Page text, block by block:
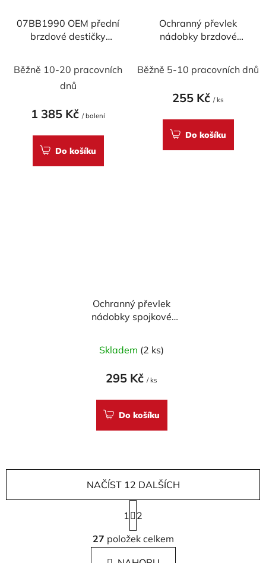
07BB1990 OEM přední
brzdové destičky
2010-2014
Běžně 10-20 pracovních
dnů
1 385 Kč / balení
Do košíku
Ochranný převlek
nádobky brzdové
Běžně 5-10 pracovních dnů
255 Kč / ks
Do košíku
Ochranný převlek
nádobky spojkové
Skladem (2 ks)
295 Kč / ks
Do košíku
O
v
l
NAČÍST 12 DALŠÍCH
S
t
r
á
n
1
2
27 položek celkem